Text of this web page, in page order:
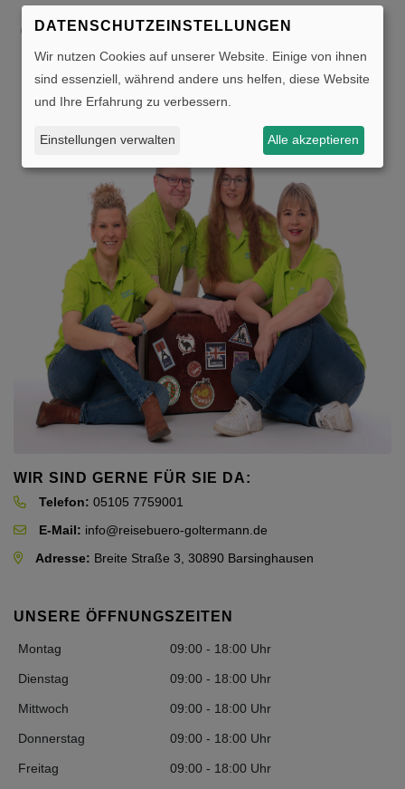
GOLTERMANN GMBH
Gerne beraten wir Sie zu Ihrem Traumurlaub
WIR SIND GERNE FÜR SIE DA:
Telefon: 05105 7759001
E-Mail: info@reisebuero-goltermann.de
Adresse: Breite Straße 3, 30890 Barsinghausen
UNSERE ÖFFNUNGSZEITEN
Montag 09:00 - 18:00 Uhr
Dienstag 09:00 - 18:00 Uhr
Mittwoch 09:00 - 18:00 Uhr
Donnerstag 09:00 - 18:00 Uhr
Freitag 09:00 - 18:00 Uhr
DATENSCHUTZEINSTELLUNGEN
Wir nutzen Cookies auf unserer Website. Einige von ihnen
sind essenziell, während andere uns helfen, diese Website
und Ihre Erfahrung zu verbessern.
Einstellungen verwalten Alle akzeptieren